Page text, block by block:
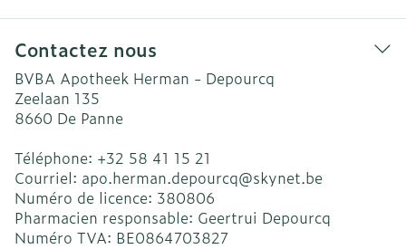
Contactez nous
BVBA Apotheek Herman - Depourcq
Zeelaan 135
8660 De Panne
Téléphone: +32 58 41 15 21
Courriel: apo.herman.depourcq@skynet.be
Numéro de licence: 380806
Pharmacien responsable: Geertrui Depourcq
Numéro TVA: BE0864703827